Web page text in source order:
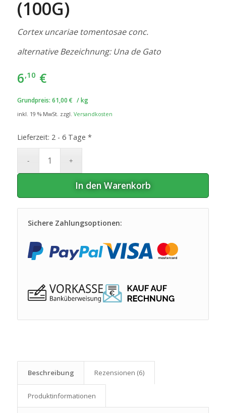
(100G)
Cortex uncariae tomentosae conc.
alternative Bezeichnung: Una de Gato
6,10 €
Grundpreis: 61,00 € /kg
inkl. 19 % MwSt. zzgl. Versandkosten
Lieferzeit: 2 - 6 Tage *
In den Warenkorb
Sichere Zahlungsoptionen:
Beschreibung Rezensionen (6)
Produkt­informationen